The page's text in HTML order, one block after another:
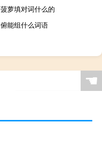
菠萝填对词什么的
俯能组什么词语
☚